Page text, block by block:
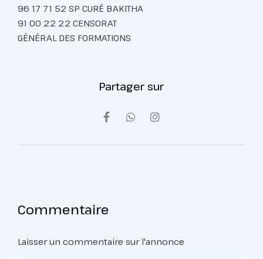
96 17 71 52 SP CURÉ BAKITHA
91 00 22 22 CENSORAT
GÉNÉRAL DES FORMATIONS
Partager sur
Commentaire
Laisser un commentaire sur l'annonce